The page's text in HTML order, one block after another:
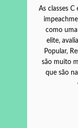
As classes
como
elite,
Popular,
são muito
que são